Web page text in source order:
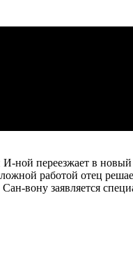
И-ной переезжает в
работой отец
вону заявляется